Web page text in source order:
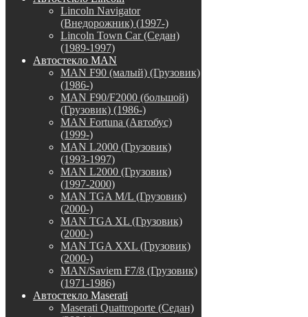
Lincoln Navigator
(Внедорожник) (1997-)
Lincoln Town Car (Седан)
(1989-1997)
Автостекло MAN
MAN F90 (малый) (Грузовик)
(1986-)
MAN F90/F2000 (большой)
(Грузовик) (1986-)
MAN Fortuna (Автобус)
(1999-)
MAN L2000 (Грузовик)
(1993-1997)
MAN L2000 (Грузовик)
(1997-2000)
MAN TGA M/L (Грузовик)
(2000-)
MAN TGA XL (Грузовик)
(2000-)
MAN TGA XXL (Грузовик)
(2000-)
MAN/Saviem F7/8 (Грузовик)
(1971-1986)
Автостекло Maserati
Maserati Quattroporte (Седан)